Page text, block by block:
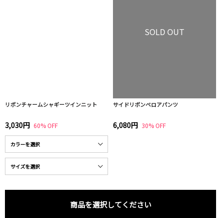
リボンチャームシャギーツインニット
3,030円 60% OFF
SOLD OUT
サイドリボンベロアパンツ
6,080円 30% OFF
商品を選択してください